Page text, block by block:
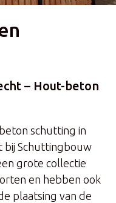
– Hout-beton
schutting in
bij Schuttingbouw
grote collectie
en hebben ook
plaatsing van de